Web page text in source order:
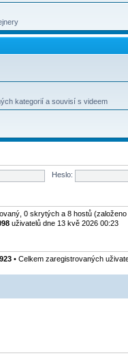
kategorií a souvisí s videem
Heslo:
0 skrytých a 8 hostů
uživatelů dne 13 kvě 2026 00:23
923 • Celkem zaregistrovaných